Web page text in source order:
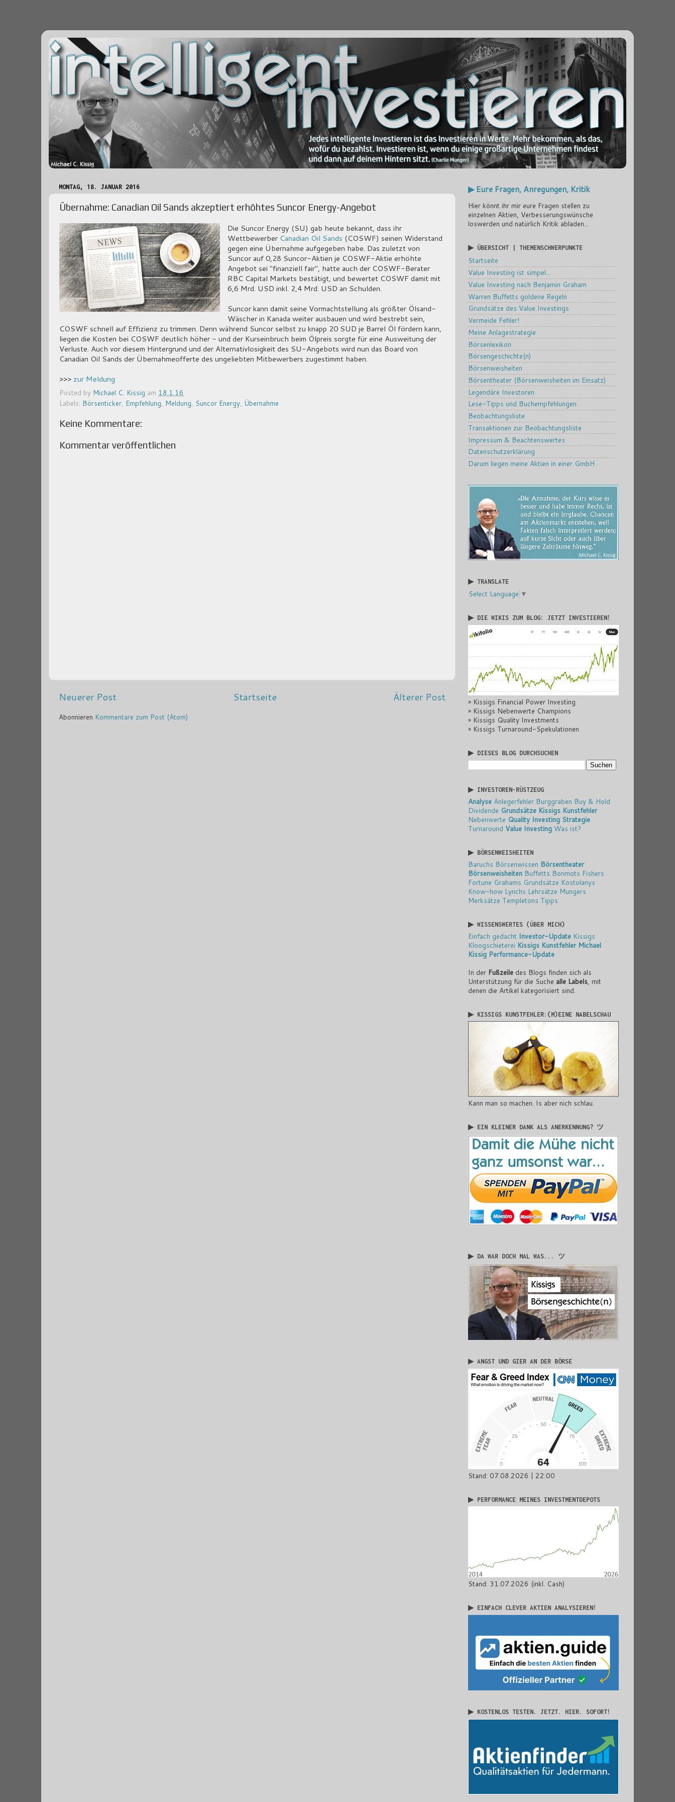
MONTAG, 18. JANUAR 2016
Übernahme: Canadian Oil Sands akzeptiert erhöhtes Suncor Energy-Angebot
Die Suncor Energy(SU) gab heute bekannt, dass ihr
Wettbewerber Canadian Oil Sands (COSWF) seinen Widerstand
gegen eine Übernahme aufgegeben habe. Das zuletzt von
Suncor auf 0,28 Suncor-Aktien je COSWF-Aktie erhöhte
Angebot sei "finanziell fair", hatte auch der COSWF-Berater
RBC Capital Markets bestätigt, und bewertet COSWF damit mit
6,6 Mrd. USD inkl. 2,4 Mrd. USD an Schulden.
Suncor kann damit seine Vormachtstellung als größter Ölsand-
Wäscher in Kanada weiter ausbauen und wird bestrebt sein,
COSWF schnell auf Effizienz zu trimmen. Denn während Suncor selbst zu knapp 20 SUD je Barrel Öl fördern kann,
liegen die Kosten bei COSWF deutlich höher - und der Kurseinbruch beim Ölpreis sorgte für eine Ausweitung der
Verluste. Auch vor diesem Hintergrund und der Alternativlosigkeit des SU-Angebots wird nun das Board von
Canadian Oil Sands der Übernahmeofferte des ungeliebten Mitbewerbers zugestimmt haben.
>>> zur Meldung
Posted by Michael C. Kissig am 18.1.16
Labels: Börsenticker, Empfehlung, Meldung, Suncor Energy, Übernahme
Keine Kommentare:
Kommentar veröffentlichen
Neuerer Post Älterer Post
Startseite
Abonnieren Kommentare zum Post (Atom)
▶ Eure Fragen, Anregungen, Kritik
Hier könnt ihr mir eure Fragen stellen zu
einzelnen Aktien, Verbesserungswünsche
loswerden und natürlich Kritik abladen...
▶ ÜBERSICHT | THEMENSCHWERPUNKTE
Startseite
Value Investing ist simpel...
Value Investing nach Benjamin Graham
Warren Buffetts goldene Regeln
Grundsätze des Value Investings
Vermeide Fehler!
Meine Anlagestrategie
Börsenlexikon
Börsengeschichte(n)
Börsenweisheiten
Börsentheater (Börsenweisheiten im Einsatz)
Legendäre Investoren
Lese-Tipps und Buchempfehlungen
Beobachtungsliste
Transaktionen zur Beobachtungsliste
Impressum & Beachtenswertes
Datenschutzerklärung
Darum liegen meine Aktien in einer GmbH
▶ TRANSLATE
Select Language ▼
▶ DIE WIKIS ZUM BLOG: JETZT INVESTIEREN!
» Kissigs Financial Power Investing
» Kissigs Nebenwerte Champions
» Kissigs Quality Investments
» Kissigs Turnaround-Spekulationen
▶ DIESES BLOG DURCHSUCHEN
▶ INVESTOREN-RÜSTZEUG
Analyse Anlegerfehler Burggraben Buy & Hold
Dividende Grundsätze Kissigs Kunstfehler
Nebenwerte Quality Investing Strategie
Turnaround Value Investing Was ist?
▶ BÖRSENWEISHEITEN
Baruchs Börsenwissen Börsentheater
Börsenweisheiten Buffetts Bonmots Fishers
Fortune Grahams Grundsätze Kostolanys
Know-how Lynchs Lehrsätze Mungers
Merksätze Templetons Tipps
▶ WISSENSWERTES (ÜBER MICH)
Einfach gedacht Investor-Update Kissigs
Kloogschieterei Kissigs Kunstfehler Michael
Kissig Performance-Update
In der Fußzeile des Blogs finden sich als
Unterstützung für die Suche alle Labels , mit
denen die Artikel kategorisiert sind.
▶ KISSIGS KUNSTFEHLER:(M)EINE NABELSCHAU
Kann man so machen. Is aber nich schlau.
▶ EIN KLEINER DANK ALS ANERKENNUNG? ツ
▶ DA WAR DOCH MAL WAS... ツ
▶ ANGST UND GIER AN DER BÖRSE
Stand: 07.08.2026 | 22:00
▶ PERFORMANCE MEINES INVESTMENTDEPOTS
Stand: 31.07.2026 (inkl. Cash)
▶ EINFACH CLEVER AKTIEN ANALYSIEREN!
▶ KOSTENLOS TESTEN. JETZT. HIER. SOFORT!